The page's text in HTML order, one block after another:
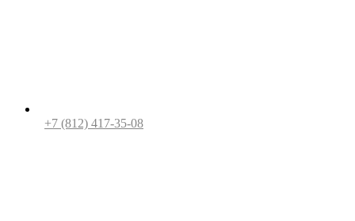
+7 (812) 417-35-08